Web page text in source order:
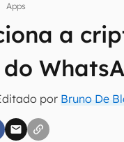
Apps
a
por Bruno De
inteligente do
do Canaltech e